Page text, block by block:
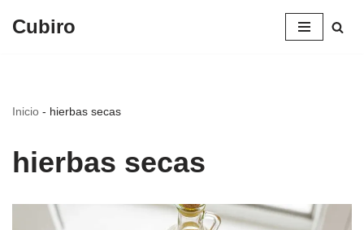
Cubiro
Inicio - hierbas secas
hierbas secas